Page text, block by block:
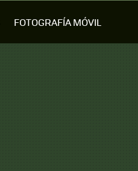
FOTOGRAFÍA MÓVIL